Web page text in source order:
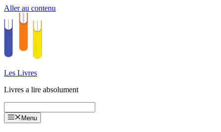
Aller au contenu
Les Livres
Livres a lire absolument
Menu